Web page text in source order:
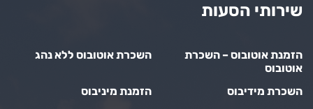
שירותי הסעות
הזמנת אוטובוס – השכרת
אוטובוס
השכרת אוטובוס ללא נהג
השכרת מידיבוס
הזמנת מיניבוס